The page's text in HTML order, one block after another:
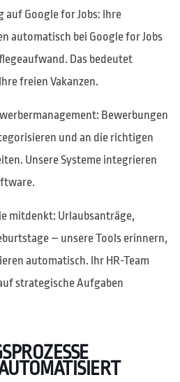
Google for Jobs: Ihre
automatisch bei Google for Jobs
Das bedeutet
freien Vakanzen.
Bewerbungen
und an die richtigen
Unsere Systeme integrieren
mitdenkt: Urlaubsanträge,
– unsere Tools erinnern,
automatisch. Ihr HR-Team
strategische Aufgaben